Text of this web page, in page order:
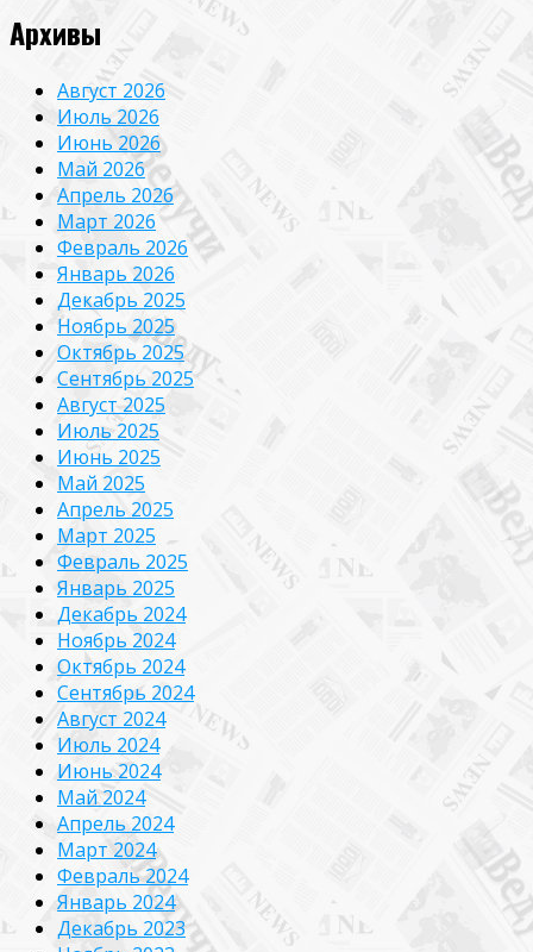
Архивы
Август 2026
Июль 2026
Июнь 2026
Май 2026
Апрель 2026
Март 2026
Февраль 2026
Январь 2026
Декабрь 2025
Ноябрь 2025
Октябрь 2025
Сентябрь 2025
Август 2025
Июль 2025
Июнь 2025
Май 2025
Апрель 2025
Март 2025
Февраль 2025
Январь 2025
Декабрь 2024
Ноябрь 2024
Октябрь 2024
Сентябрь 2024
Август 2024
Июль 2024
Июнь 2024
Май 2024
Апрель 2024
Март 2024
Февраль 2024
Январь 2024
Декабрь 2023